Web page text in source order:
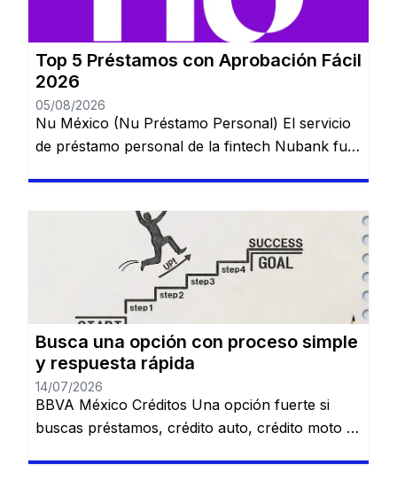
Top 5 Préstamos con Aprobación Fácil
2026
05/08/2026
Nu México (Nu Préstamo Personal) El servicio
de préstamo personal de la fintech Nubank fue
desde la aplicación en pocos minutos. 💰 Ideal
para: usuarios que ya utilizan una cuenta digital
y buscan crédito rápido. TurboPeso La
plataforma se destaca por […]
Busca una opción con proceso simple
y respuesta rápida
14/07/2026
BBVA México Créditos Una opción fuerte si
buscas préstamos, crédito auto, crédito moto o